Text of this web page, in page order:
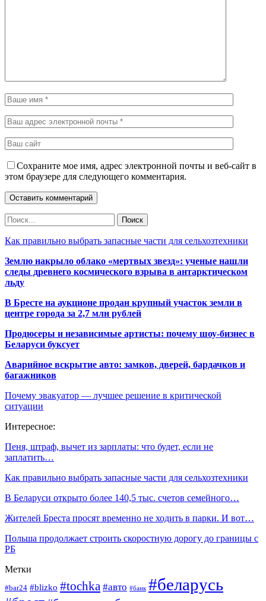
Сохраните мое имя, адрес электронной почты и веб-сайт в
этом браузере для следующего комментария.
Как правильно выбрать запасные части для сельхозтехники
Землю накрыло облако «мертвых звезд»: ученые нашли
следы древнего космического взрыва в антарктическом
льду
В Бресте на аукционе продан крупный участок земли в
центре города за 2,7 млн рублей
Продюсеры и независимые артисты: почему шоу-бизнес в
Беларуси буксует
Аварийное вскрытие авто: замков, дверей, бардачков и
багажников
Почему эвакуатор — лучшее решение в критической
ситуации
Интересное:
Пеня, штраф, вычет из зарплаты: что будет, если не
заплатить…
Как правильно выбрать запасные части для сельхозтехники
В Беларуси открыто более 140,5 тыс. счетов семейного…
Жителей Бреста просят временно не ходить в парки. И вот…
Польша продолжает строить скоростную дорогу до границы с
РБ
Метки
#bar24 #blizko #tochka #авто #банк #беларусь